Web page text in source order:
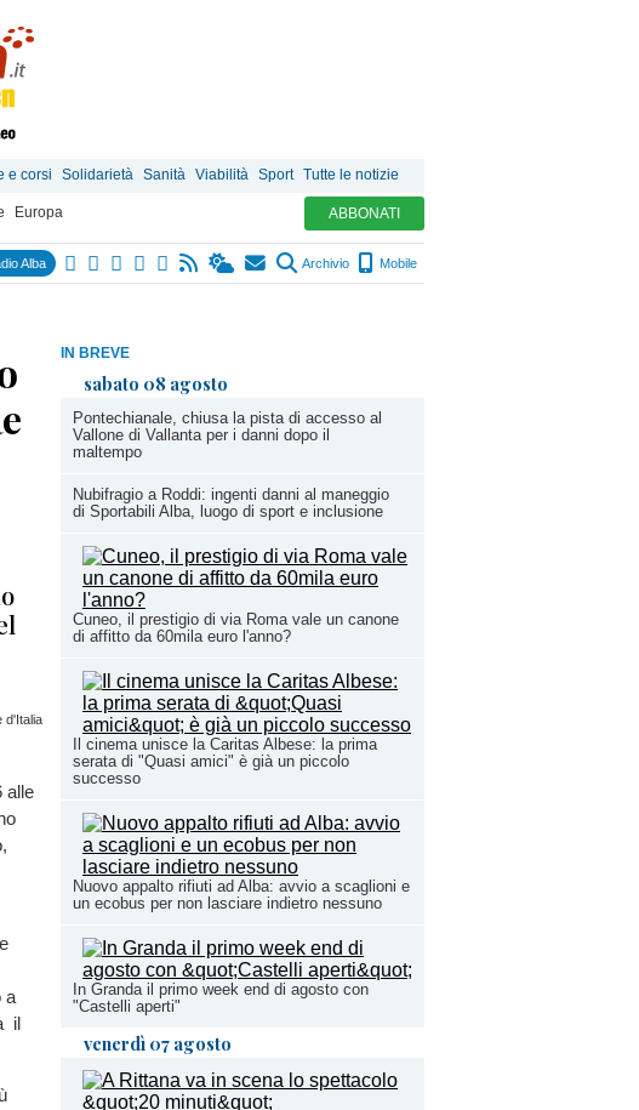
e corsi Solidarietà Sanità Viabilità Sport Tutte le notizie
Europa ABBONATI
Alba Archivio Mobile
IN BREVE
sabato 08 agosto
Pontechianale, chiusa la pista di accesso al
Vallone di Vallanta per i danni dopo il
maltempo
Nubifragio a Roddi: ingenti danni al maneggio
di Sportabili Alba, luogo di sport e inclusione
Cuneo, il prestigio di via Roma vale un canone
di affitto da 60mila euro l'anno?
Il cinema unisce la Caritas Albese: la prima
serata di "Quasi amici" è già un piccolo
successo
Nuovo appalto rifiuti ad Alba: avvio a scaglioni e
un ecobus per non lasciare indietro nessuno
In Granda il primo week end di agosto con
"Castelli aperti"
venerdì 07 agosto
d'Italia
alle
a
il